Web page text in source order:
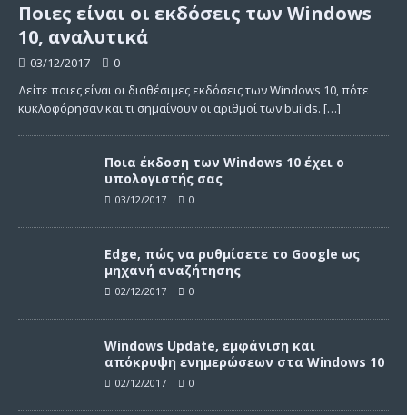
Ποιες είναι οι εκδόσεις των Windows
10, αναλυτικά
03/12/2017
0
Δείτε ποιες είναι οι διαθέσιμες εκδόσεις των Windows 10, πότε
κυκλοφόρησαν και τι σημαίνουν οι αριθμοί των builds. […]
Ποια έκδοση των Windows 10 έχει ο
υπολογιστής σας
03/12/2017 0
Edge, πώς να ρυθμίσετε το Google ως
μηχανή αναζήτησης
02/12/2017 0
Windows Update, εμφάνιση και
απόκρυψη ενημερώσεων στα Windows 10
02/12/2017 0